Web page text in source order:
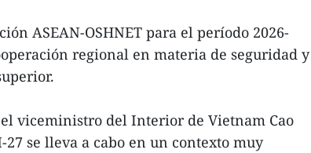
ASEAN-OSHNET para el período 2026-
regional en materia de seguridad y
viceministro del Interior de Vietnam Cao
se lleva a cabo en un contexto muy